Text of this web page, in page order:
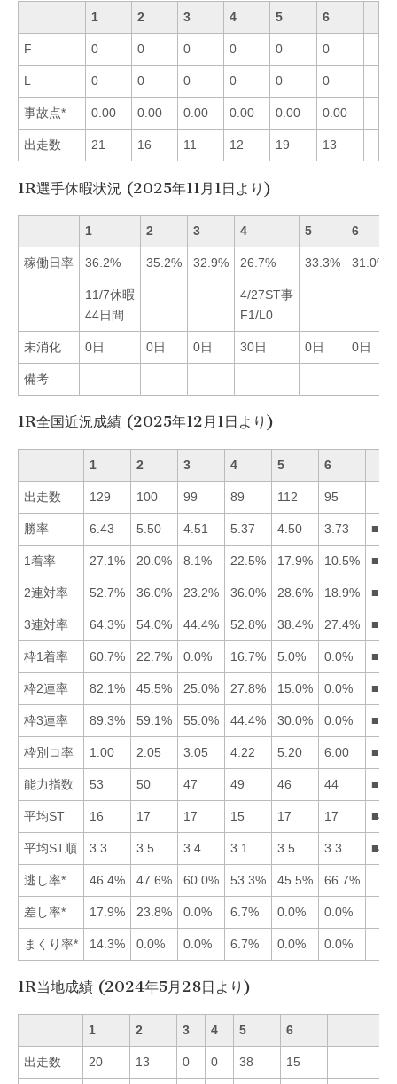
1 2 3 4 5 6
F 0 0 0 0 0 0
L 0 0 0 0 0 0
事故点* 0.00 0.00 0.00 0.00 0.00 0.00
出走数 21 16 11 12 19 13
1R選手休暇状況 (2025年11月1日より)
1 2 3 4 5 6
稼働日率 36.2% 35.2% 32.9% 26.7% 33.3% 31.0%
11/7休暇
44日間
4/27ST事
F1/L0
未消化 0日 0日 0日 30日 0日 0日
備考
1R全国近況成績 (2025年12月1日より)
1 2 3 4 5 6
出走数 129 100 99 89 112 95
勝率 6.43 5.50 4.51 5.37 4.50 3.73
1着率 27.1% 20.0% 8.1% 22.5% 17.9% 10.5%
2連対率 52.7% 36.0% 23.2% 36.0% 28.6% 18.9%
3連対率 64.3% 54.0% 44.4% 52.8% 38.4% 27.4%
枠1着率 60.7% 22.7% 0.0% 16.7% 5.0% 0.0%
枠2連率 82.1% 45.5% 25.0% 27.8% 15.0% 0.0%
枠3連率 89.3% 59.1% 55.0% 44.4% 30.0% 0.0%
枠別コ率 1.00 2.05 3.05 4.22 5.20 6.00
能力指数 53 50 47 49 46 44
平均ST 16 17 17 15 17 17
平均ST順 3.3 3.5 3.4 3.1 3.5 3.3
逃し率* 46.4% 47.6% 60.0% 53.3% 45.5% 66.7%
差し率* 17.9% 23.8% 0.0% 6.7% 0.0% 0.0%
まくり率* 14.3% 0.0% 0.0% 6.7% 0.0% 0.0%
1R当地成績 (2024年5月28日より)
1 2 3 4 5 6
出走数 20 13 0 0 38 15